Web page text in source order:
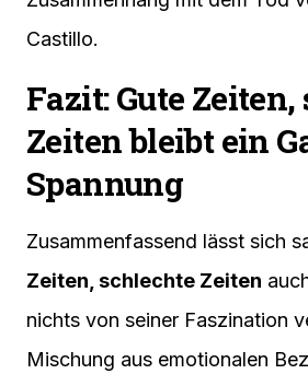
Castillo.
Fazit: Gute
Zeiten bleibt ein
Spannung
Zusammenfassend lässt sich
Zeiten, schlechte Zeiten
nichts von seiner Faszination
Mischung aus emotionalen